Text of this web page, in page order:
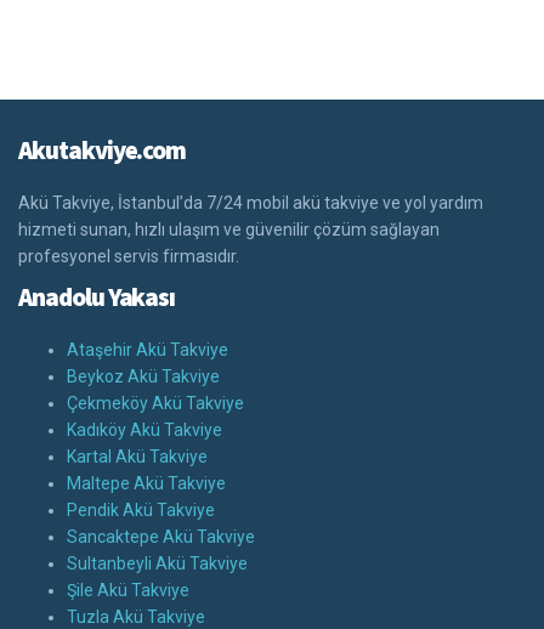
Akutakviye.com
Akü Takviye, İstanbul’da 7/24 mobil akü takviye ve yol yardım
hizmeti sunan, hızlı ulaşım ve güvenilir çözüm sağlayan
profesyonel servis firmasıdır.
Anadolu Yakası
Ataşehir Akü Takviye
Beykoz Akü Takviye
Çekmeköy Akü Takviye
Kadıköy Akü Takviye
Kartal Akü Takviye
Maltepe Akü Takviye
Pendik Akü Takviye
Sancaktepe Akü Takviye
Sultanbeyli Akü Takviye
Şile Akü Takviye
Tuzla Akü Takviye